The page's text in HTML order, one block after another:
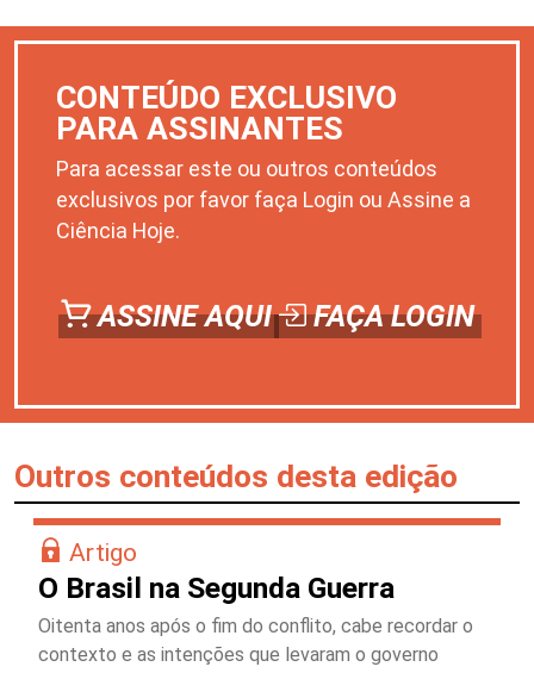
CONTEÚDO EXCLUSIVO
PARA ASSINANTES
Para acessar este ou outros conteúdos
exclusivos por favor faça Login ou Assine a
Ciência Hoje.
ASSINE AQUI FAÇA LOGIN
Outros conteúdos desta edição
Artigo
O Brasil na Segunda Guerra
Oitenta anos após o fim do conflito, cabe recordar o
contexto e as intenções que levaram o governo